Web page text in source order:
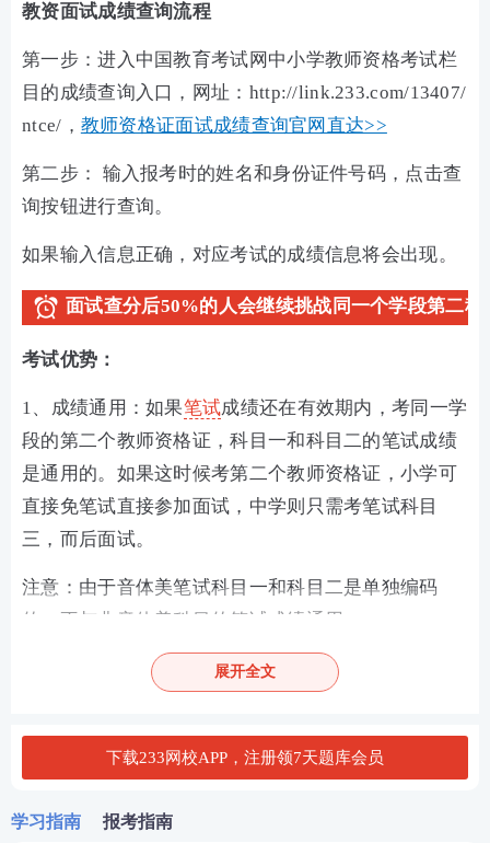
教资面试成绩查询流程
第一步：进入中国教育考试网中小学教师资格考试栏
目的成绩查询入口，网址：http://link.233.com/13407/
ntce/， 教师资格证面试成绩查询官网直达>>
第二步： 输入报考时的姓名和身份证件号码，点击查
询按钮进行查询。
如果输入信息正确，对应考试的成绩信息将会出现。
面试查分后50%的人会继续挑战同一个学段第二科
考试优势：
1、成绩通用：如果笔试成绩还在有效期内，考同一学
段的第二个教师资格证，科目一和科目二的笔试成绩
是通用的。如果这时候考第二个教师资格证，小学可
直接免笔试直接参加面试，中学则只需考笔试科目
三，而后面试。
注意：由于音体美笔试科目一和科目二是单独编码
的，不与非音体美科目的笔试成绩通用。
如果笔试报考的是音体美专属的科目一和科目二，则
则面试只能在音体美科目中选择。但是如果笔试报考
的是非音体美专属科目，考第二个证书时，不受科目
展开全文
下载233网校APP，注册领7天题库会员
学习指南 报考指南